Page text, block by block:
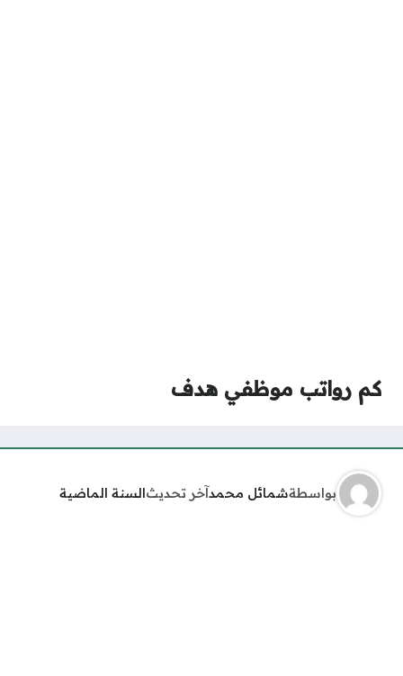
كم رواتب موظفي هدف
بواسطةشمائل محمدآخر تحديثالسنة الماضية